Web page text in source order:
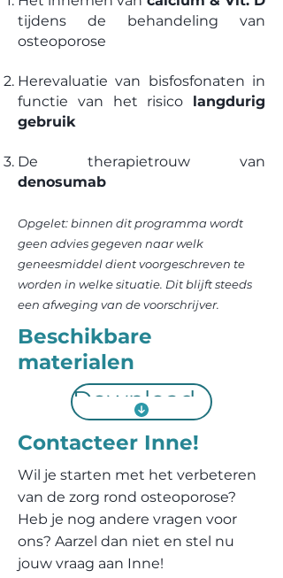
tijdens de behandeling van
osteoporose
Herevaluatie van bisfosfonaten in
functie van het risico langdurig
gebruik
De therapietrouw van
denosumab
Opgelet: binnen dit programma wordt
geen advies gegeven naar welk
geneesmiddel dient voorgeschreven te
worden in welke situatie. Dit blijft steeds
een afweging van de voorschrijver.
Beschikbare
materialen
Download materialen
Contacteer Inne!
Wil je starten met het verbeteren
van de zorg rond osteoporose?
Heb je nog andere vragen voor
ons? Aarzel dan niet en stel nu
jouw vraag aan Inne!